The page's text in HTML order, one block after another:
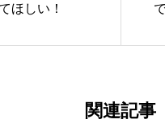
ほしい！
関連記事